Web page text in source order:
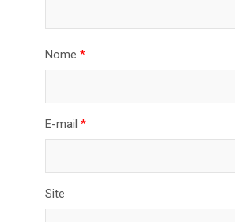
Nome *
E-mail *
Site